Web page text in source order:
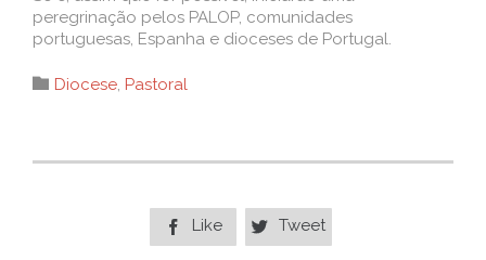
peregrinação pelos PALOP, comunidades
portuguesas, Espanha e dioceses de Portugal.
 Category
Diocese, Pastoral
 Like  Tweet